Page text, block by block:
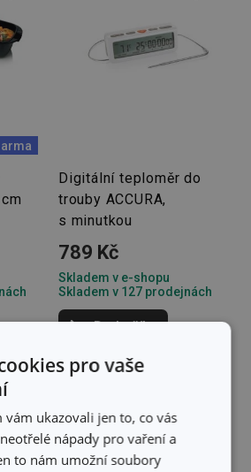
Digitální teploměr do
trouby ACCURA,
s minutkou
789 Kč
Skladem v e-shopu
Skladem v 127 prodejnách
Do košíku
pro vaše
vám ukazovali jen to, co vás
nápady pro vaření a
to nám umožní soubory